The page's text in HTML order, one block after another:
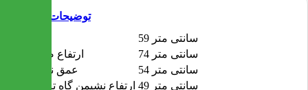
توضیحات
59 سانتی متر
ارتفاع صندلی
74 سانتی متر
عمق نشیمن
54 سانتی متر
ارتفاع نشیمن گاه تا زمین
49 سانتی متر